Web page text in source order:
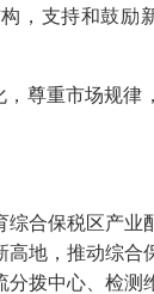
，支持和鼓励
尊重市场规律
综合保税区产业
高地，推动综合
分拨中心、检测